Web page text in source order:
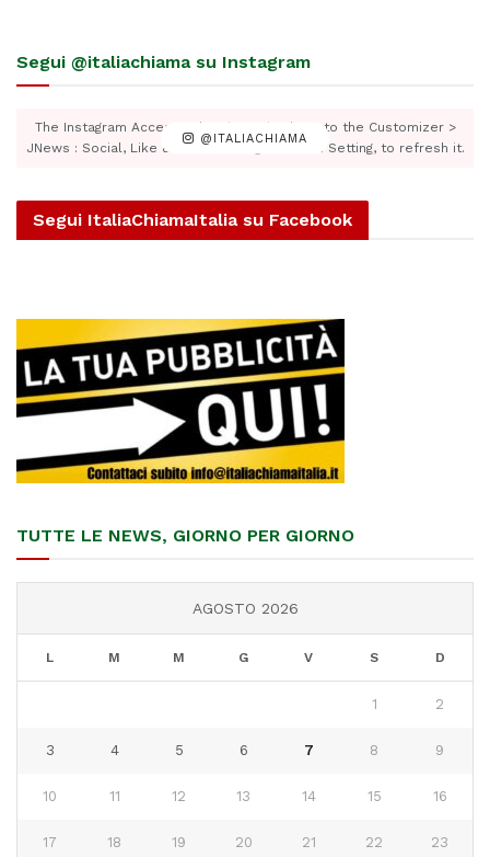
Segui @italiachiama su Instagram
@ITALIACHIAMA
The Instagram Access Token is expired, Go to the Customizer >
JNews : Social, Like & View > Instagram Feed Setting, to refresh it.
Segui ItaliaChiamaItalia su Facebook
TUTTE LE NEWS, GIORNO PER GIORNO
AGOSTO 2026
L M M G V S D
1 2
3 4 5 6 7 8 9
10 11 12 13 14 15 16
17 18 19 20 21 22 23